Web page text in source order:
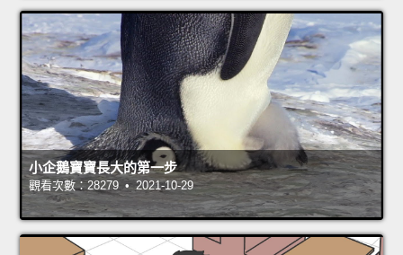
小企鵝寶寶長大的第一步
觀看次數：28279 • 2021-10-29